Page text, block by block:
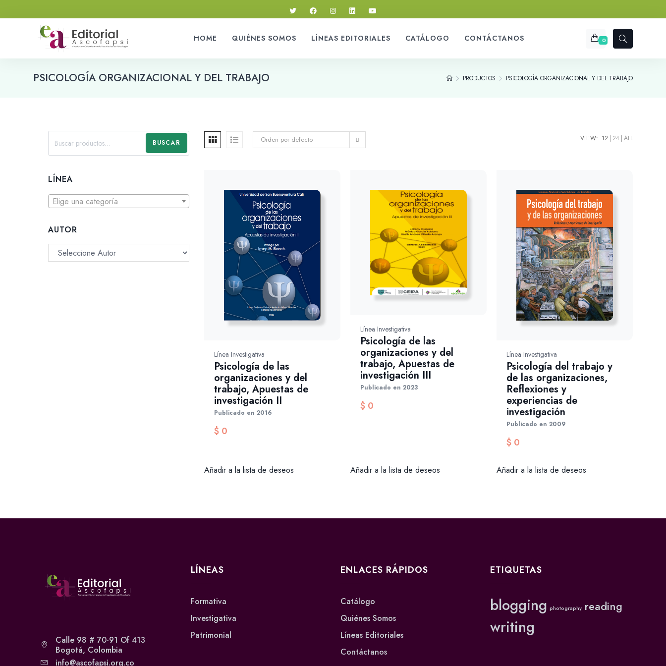
HOME QUIÉNES SOMOS LÍNEAS EDITORIALES CATÁLOGO CONTÁCTANOS 0
PSICOLOGÍA ORGANIZACIONAL Y DEL TRABAJO PRODUCTOS PSICOLOGÍA ORGANIZACIONAL Y DEL TRABAJO
Orden por defecto VIEW: 12 24 ALL
Línea Investigativa
Psicología de las
organizaciones y del
trabajo, Apuestas de
investigación II
Publicado en 2016
$0
Añadir a la lista de deseos
Línea Investigativa
Psicología de las
organizaciones y del
trabajo, Apuestas de
investigación III
Publicado en 2023
$0
Añadir a la lista de deseos
Línea Investigativa
Psicología del trabajo y
de las organizaciones,
Reflexiones y
experiencias de
investigación
Publicado en 2009
$0
Añadir a la lista de deseos
BUSCAR
LÍNEA
Elige una categoría
AUTOR
Calle 98 # 70-91 Of 413
Bogotá, Colombia
info@ascofapsi.org.co
LÍNEAS
Formativa
Investigativa
Patrimonial
ENLACES RÁPIDOS
Catálogo
Quiénes Somos
Líneas Editoriales
Contáctanos
ETIQUETAS
blogging photography reading
writing